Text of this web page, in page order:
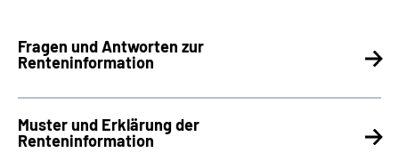
Fragen und Antworten zur
Renteninformation
Muster und Erklärung der
Renteninformation